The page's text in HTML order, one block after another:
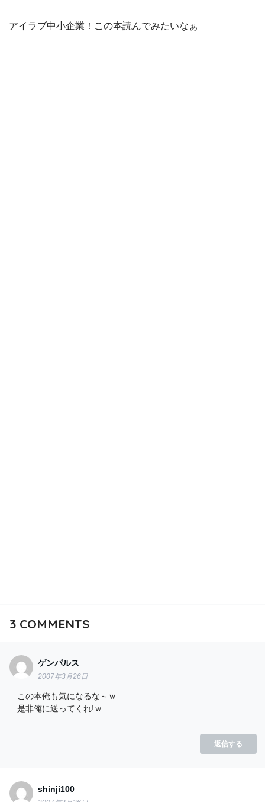
アイラブ中小企業！この本読んでみたいなぁ
3COMMENTS
ゲンパルス
2007年3月26日
この本俺も気になるな～ｗ
是非俺に送ってくれ!ｗ
返信する
shinji100